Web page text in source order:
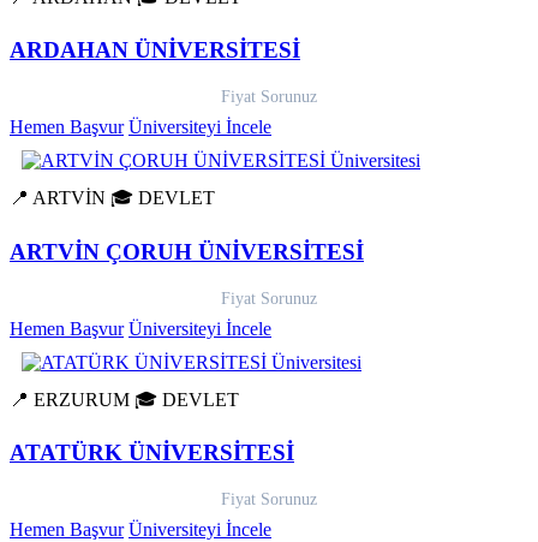
ARDAHAN ÜNİVERSİTESİ
Fiyat Sorunuz
Hemen Başvur Üniversiteyi İncele
📍 ARTVİN 🎓 DEVLET
ARTVİN ÇORUH ÜNİVERSİTESİ
Fiyat Sorunuz
Hemen Başvur Üniversiteyi İncele
📍 ERZURUM 🎓 DEVLET
ATATÜRK ÜNİVERSİTESİ
Fiyat Sorunuz
Hemen Başvur Üniversiteyi İncele